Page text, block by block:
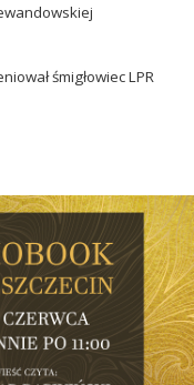
śmigłowiec LPR